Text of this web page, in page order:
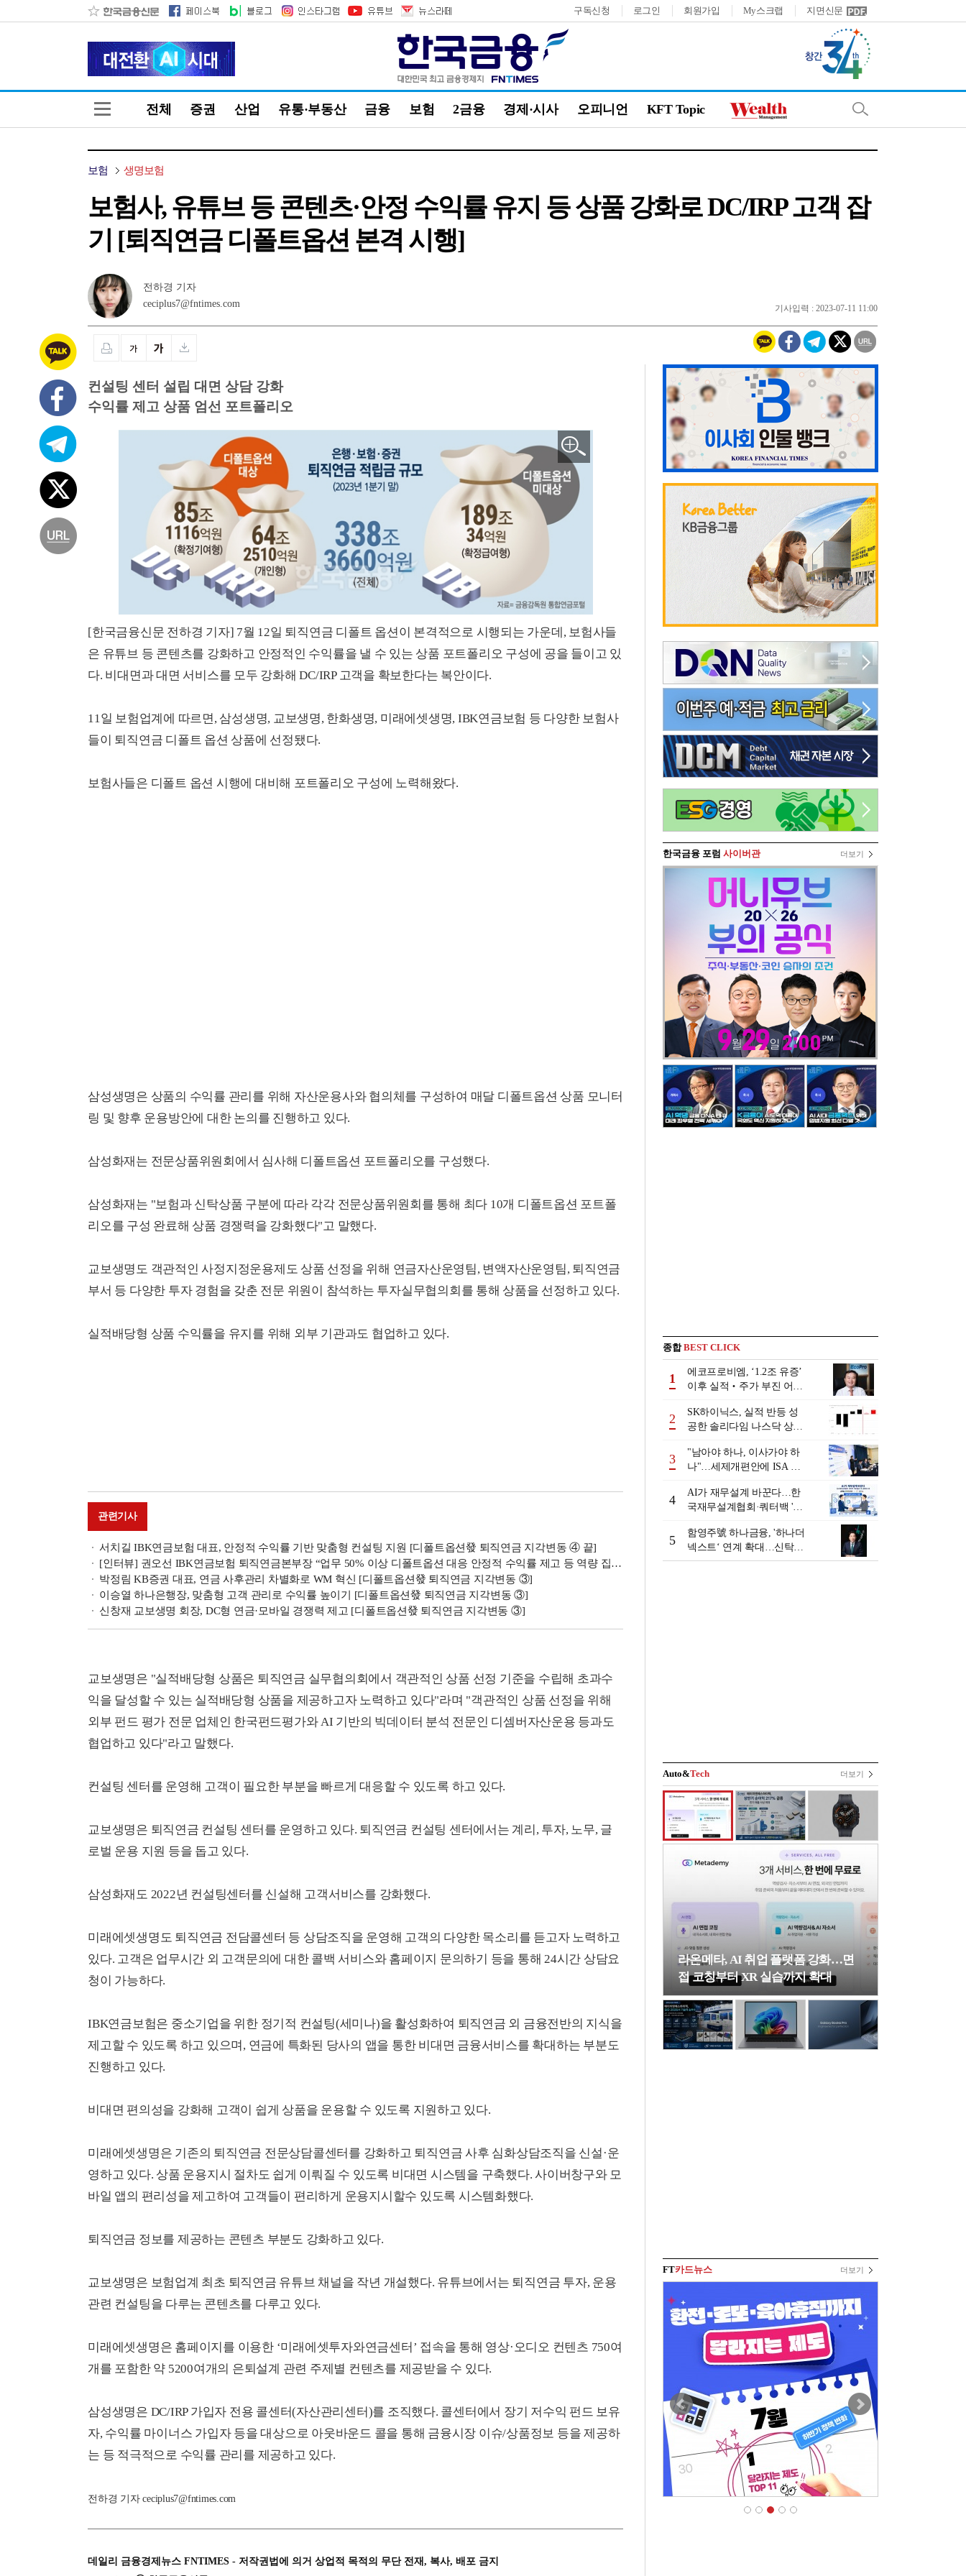
구독신청 로그인 회원가입 My스크랩 지면신문
전체 증권 산업 유통·부동산 금융 보험 2금융 경제·시사 오피니언 KFT Topic
보험 생명보험
보험사, 유튜브 등 콘텐츠·안정 수익률 유지 등 상품 강화로 DC/IRP 고객 잡
기 [퇴직연금 디폴트옵션 본격 시행]
전하경 기자
ceciplus7@fntimes.com
기사입력 : 2023-07-11 11:00
컨설팅 센터 설립 대면 상담 강화
수익률 제고 상품 엄선 포트폴리오
[한국금융신문 전하경 기자] 7월 12일 퇴직연금 디폴트 옵션이 본격적으로 시행되는 가운데, 보험사들
은 유튜브 등 콘텐츠를 강화하고 안정적인 수익률을 낼 수 있는 상품 포트폴리오 구성에 공을 들이고 있
다. 비대면과 대면 서비스를 모두 강화해 DC/IRP 고객을 확보한다는 복안이다.
11일 보험업계에 따르면, 삼성생명, 교보생명, 한화생명, 미래에셋생명, IBK연금보험 등 다양한 보험사
들이 퇴직연금 디폴트 옵션 상품에 선정됐다.
보험사들은 디폴트 옵션 시행에 대비해 포트폴리오 구성에 노력해왔다.
삼성생명은 상품의 수익률 관리를 위해 자산운용사와 협의체를 구성하여 매달 디폴트옵션 상품 모니터
링 및 향후 운용방안에 대한 논의를 진행하고 있다.
삼성화재는 전문상품위원회에서 심사해 디폴트옵션 포트폴리오를 구성했다.
삼성화재는 "보험과 신탁상품 구분에 따라 각각 전문상품위원회를 통해 최다 10개 디폴트옵션 포트폴
리오를 구성 완료해 상품 경쟁력을 강화했다"고 말했다.
교보생명도 객관적인 사정지정운용제도 상품 선정을 위해 연금자산운영팀, 변액자산운영팀, 퇴직연금
부서 등 다양한 투자 경험을 갖춘 전문 위원이 참석하는 투자실무협의회를 통해 상품을 선정하고 있다.
실적배당형 상품 수익률을 유지를 위해 외부 기관과도 협업하고 있다.
관련기사
서치길 IBK연금보험 대표, 안정적 수익률 기반 맞춤형 컨설팅 지원 [디폴트옵션發 퇴직연금 지각변동 ④ 끝]
[인터뷰] 권오선 IBK연금보험 퇴직연금본부장 “업무 50% 이상 디폴트옵션 대응 안정적 수익률 제고 등 역량 집중”
박정림 KB증권 대표, 연금 사후관리 차별화로 WM 혁신 [디폴트옵션發 퇴직연금 지각변동 ③]
이승열 하나은행장, 맞춤형 고객 관리로 수익률 높이기 [디폴트옵션發 퇴직연금 지각변동 ③]
신창재 교보생명 회장, DC형 연금·모바일 경쟁력 제고 [디폴트옵션發 퇴직연금 지각변동 ③]
교보생명은 "실적배당형 상품은 퇴직연금 실무협의회에서 객관적인 상품 선정 기준을 수립해 초과수
익을 달성할 수 있는 실적배당형 상품을 제공하고자 노력하고 있다"라며 "객관적인 상품 선정을 위해
외부 펀드 평가 전문 업체인 한국펀드평가와 AI 기반의 빅데이터 분석 전문인 디셈버자산운용 등과도
협업하고 있다"라고 말했다.
컨설팅 센터를 운영해 고객이 필요한 부분을 빠르게 대응할 수 있도록 하고 있다.
교보생명은 퇴직연금 컨설팅 센터를 운영하고 있다. 퇴직연금 컨설팅 센터에서는 계리, 투자, 노무, 글
로벌 운용 지원 등을 돕고 있다.
삼성화재도 2022년 컨설팅센터를 신설해 고객서비스를 강화했다.
미래에셋생명도 퇴직연금 전담콜센터 등 상담조직을 운영해 고객의 다양한 목소리를 듣고자 노력하고
있다. 고객은 업무시간 외 고객문의에 대한 콜백 서비스와 홈페이지 문의하기 등을 통해 24시간 상담요
청이 가능하다.
IBK연금보험은 중소기업을 위한 정기적 컨설팅(세미나)을 활성화하여 퇴직연금 외 금융전반의 지식을
제고할 수 있도록 하고 있으며, 연금에 특화된 당사의 앱을 통한 비대면 금융서비스를 확대하는 부분도
진행하고 있다.
비대면 편의성을 강화해 고객이 쉽게 상품을 운용할 수 있도록 지원하고 있다.
미래에셋생명은 기존의 퇴직연금 전문상담콜센터를 강화하고 퇴직연금 사후 심화상담조직을 신설·운
영하고 있다. 상품 운용지시 절차도 쉽게 이뤄질 수 있도록 비대면 시스템을 구축했다. 사이버창구와 모
바일 앱의 편리성을 제고하여 고객들이 편리하게 운용지시할수 있도록 시스템화했다.
퇴직연금 정보를 제공하는 콘텐츠 부분도 강화하고 있다.
교보생명은 보험업계 최초 퇴직연금 유튜브 채널을 작년 개설했다. 유튜브에서는 퇴직연금 투자, 운용
관련 컨설팅을 다루는 콘텐츠를 다루고 있다.
미래에셋생명은 홈페이지를 이용한 ‘미래에셋투자와연금센터’ 접속을 통해 영상·오디오 컨텐츠 750여
개를 포함한 약 5200여개의 은퇴설계 관련 주제별 컨텐츠를 제공받을 수 있다.
삼성생명은 DC/IRP 가입자 전용 콜센터(자산관리센터)를 조직했다. 콜센터에서 장기 저수익 펀드 보유
자, 수익률 마이너스 가입자 등을 대상으로 아웃바운드 콜을 통해 금융시장 이슈/상품정보 등을 제공하
는 등 적극적으로 수익률 관리를 제공하고 있다.
전하경 기자 ceciplus7@fntimes.com
데일리 금융경제뉴스 FNTIMES - 저작권법에 의거 상업적 목적의 무단 전재, 복사, 배포 금지
한국금융 포럼 사이버관 더보기
종합BEST CLICK
1
에코프로비엠, ‘1.2조 유증’
이후 실적‧주가 부진 어쩌
2
SK하이닉스, 실적 반등 성
공한 솔리다임 나스닥 상장
3
"남아야 하나, 이사가야 하
나"…세제개편안에 ISA 투
4
AI가 재무설계 바꾼다…한
국재무설계협회·쿼터백 '베
5
함영주號 하나금융, '하나더
넥스트‘ 연계 확대…신탁수
수료 2배 증가 효과 [금융 시
Auto&Tech 더보기
라온메타, AI 취업 플랫폼 강화…면
접 코칭부터 XR 실습까지 확대
FT카드뉴스 더보기